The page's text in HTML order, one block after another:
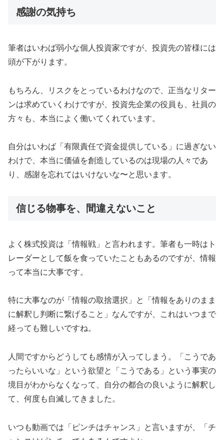
感謝の気持ち
筆者はいわば弱小な個人投資家ですが、投資先の皆様には
頭が下がります。
もちろん、リスクをとっているわけなので、正当なリター
ンは求めていくわけですが、投資先企業の役員も、社員の
方々も、本当によく働いてくれています。
自分はいわば「有限責任で資金提供している」に過ぎない
わけで、本当に価値を創造しているのは現場の人々であ
り、感謝を忘れてはいけないな〜と思います。
信じる物事を、間違えないこと
よく株式投資は「情報戦」と言われます。筆者も一時はト
レーダーとして飯を食っていたこともあるのですが、情報
って本当に大事です。
特に大事なのが「情報の取捨選択」と「情報をありのまま
に解釈し判断に繋げること」なんですが、これはいつまで
経っても難しいですね。
人間ですからどうしても感情が入ってしまう。「こうであ
ったらいいな」という欲望と「こうである」という事実の
境目がわからなくなって、自分の都合の良いように解釈し
て、何度も自滅してきました。
いつも動画では「ピンチはチャンス」と言いますが、「チ